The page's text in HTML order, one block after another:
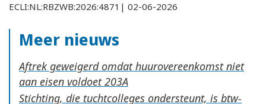
ECLI:NL:RBZWB:2026:4871| 02-06-2026
Meer nieuws
Aftrek geweigerd omdat huurovereenkomst niet
aan eisen voldoet
Stichting, die tuchtcolleges ondersteunt, is btw-